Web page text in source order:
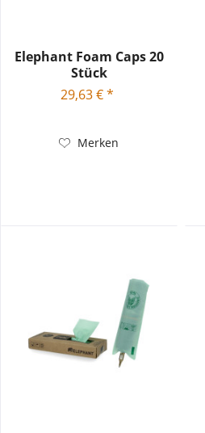
Elephant Foam Caps 20
Stück
29,63 € *
Merken